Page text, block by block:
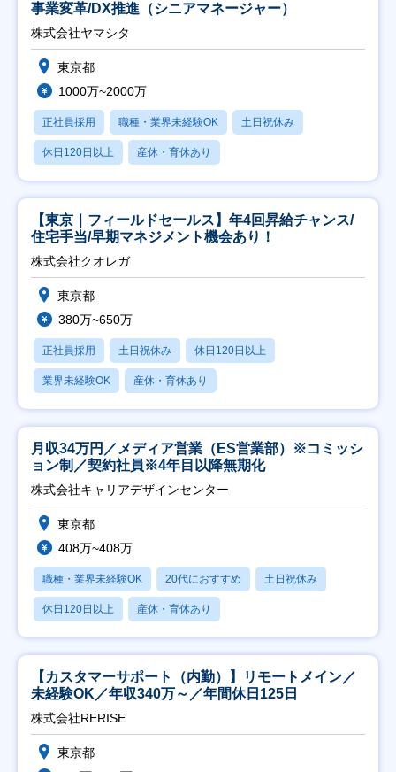
事業変革/DX推進（シニアマネージャー）
株式会社ヤマシタ
東京都
1000万~2000万
正社員採用 職種・業界未経験OK 土日祝休み
休日120日以上 産休・育休あり
【東京｜フィールドセールス】年4回昇給チャンス/
住宅手当/早期マネジメント機会あり！
株式会社クオレガ
東京都
380万~650万
正社員採用 土日祝休み 休日120日以上
業界未経験OK 産休・育休あり
月収34万円／メディア営業（ES営業部）※コミッシ
ョン制／契約社員※4年目以降無期化
株式会社キャリアデザインセンター
東京都
408万~408万
職種・業界未経験OK 20代におすすめ 土日祝休み
休日120日以上 産休・育休あり
【カスタマーサポート（内勤）】リモートメイン／
未経験OK／年収340万～／年間休日125日
株式会社RERISE
東京都